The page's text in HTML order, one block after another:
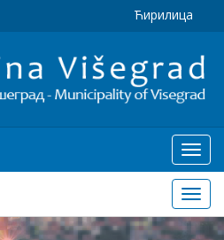
Ћирилица
Glavni
meni